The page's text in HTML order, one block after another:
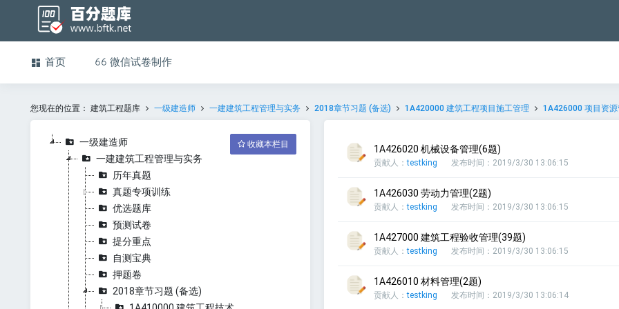
首页 微信试卷制作
您现在的位置： 建筑工程题库 一级建造师 一建建筑工程管理与实务 2018章节习题 (备选) 1A420000 建筑工程项目施工管理 1A426000 项目资源
收藏本栏目
一级建造师
一建建筑工程管理与实务
历年真题
真题专项训练
优选题库
预测试卷
提分重点
自测宝典
押题卷
2018章节习题 (备选)
1A426020 机械设备管理(6题)
贡献人：testking 发布时间：2019/3/30 13:06:15
1A426030 劳动力管理(2题)
贡献人：testking 发布时间：2019/3/30 13:06:15
1A427000 建筑工程验收管理(39题)
贡献人：testking 发布时间：2019/3/30 13:06:15
1A426010 材料管理(2题)
贡献人：testking 发布时间：2019/3/30 13:06:14